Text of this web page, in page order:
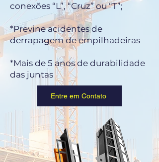
conexões “L”, “Cruz” ou “T”;
*Previne acidentes de
derrapagem de empilhadeiras
*Mais de 5 anos de durabilidade
das juntas
Entre em Contato